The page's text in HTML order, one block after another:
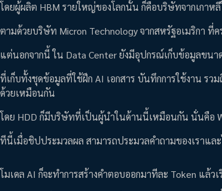
โดยผู้ผลิต HBM รายใหญ่ของโลกนั้น ก็คือบริษัทจากเกาห
ตามด้วยบริษัท Micron Technology จากสหรัฐอเมริกา ที่
แต่นอกจากนี้ ใน Data Center ยังมีอุปกรณ์เก็บข้อมูลขนา
ที่เก็บทั้งชุดข้อมูลที่ใช้ฝึก AI เอกสาร บันทึกการใช้งาน รว
ด้วยเหมือนกัน
โดย HDD ก็มีบริษัทที่เป็นผู้นำในด้านนี้เหมือนกัน นั่นคือ
ทีนี้เมื่อชิปประมวลผล สามารถประมวลคำถามของเราแล
โมเดล AI ก็จะทำการสร้างคำตอบออกมาทีละ Token แ